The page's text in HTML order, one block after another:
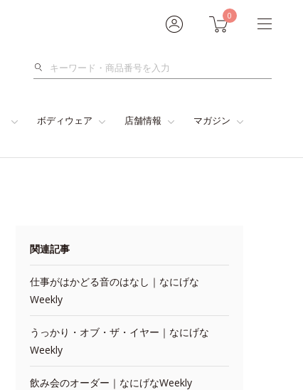
0
検
ボディウェア 店舗情報 マガジン
関連記事
仕事がはかどる音のはなし｜なにげな
Weekly
うっかり・オブ・ザ・イヤー｜なにげな
Weekly
飲み会のオーダー｜なにげなWeekly